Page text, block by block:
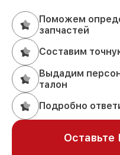
Поможем
запчастей
Составим
Выдадим
талон
Подробно
Оставьте